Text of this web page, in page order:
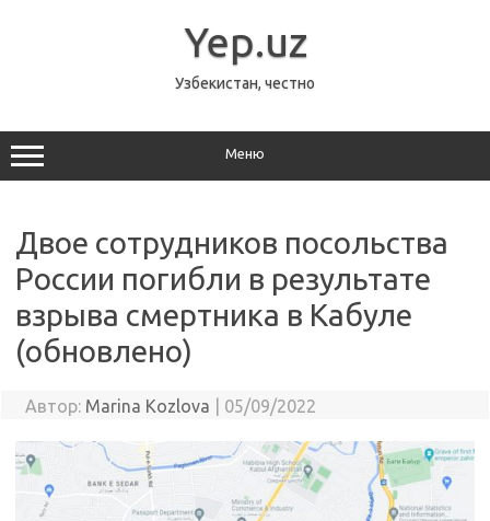
Yep.uz
Узбекистан, честно
Меню
Двое сотрудников посольства
России погибли в результате
взрыва смертника в Кабуле
(обновлено)
Автор: Marina Kozlova 05/09/2022